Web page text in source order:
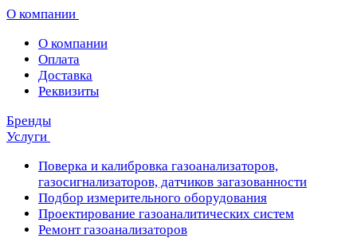
О компании
О компании
Оплата
Доставка
Реквизиты
Бренды
Услуги
Поверка и калибровка газоанализаторов,
газосигнализаторов, датчиков загазованности
Подбор измерительного оборудования
Проектирование газоаналитических систем
Ремонт газоанализаторов